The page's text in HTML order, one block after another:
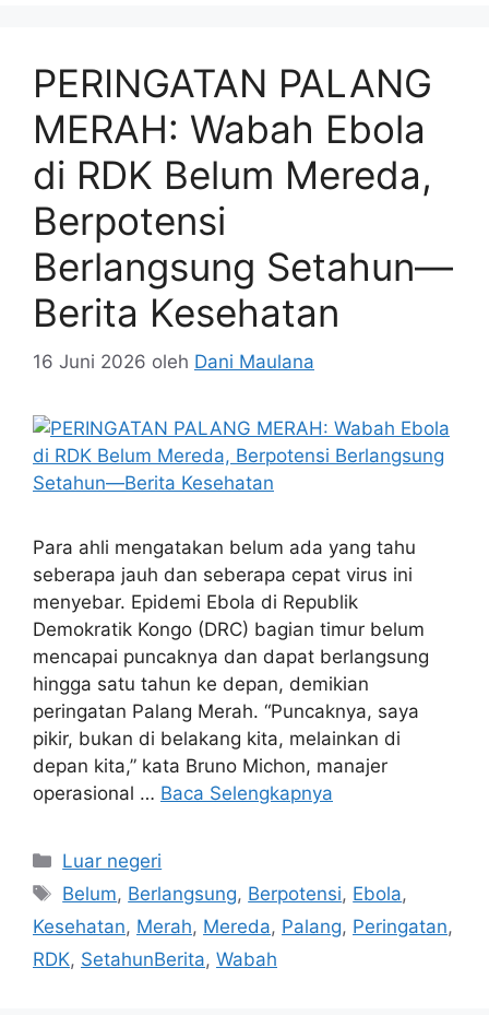
PERINGATAN PALANG
MERAH: Wabah Ebola
di RDK Belum Mereda,
Berpotensi
Berlangsung Setahun—
Berita Kesehatan
16 Juni 2026 oleh Dani Maulana
Para ahli mengatakan belum ada yang tahu
seberapa jauh dan seberapa cepat virus ini
menyebar. Epidemi Ebola di Republik
Demokratik Kongo (DRC) bagian timur belum
mencapai puncaknya dan dapat berlangsung
hingga satu tahun ke depan, demikian
peringatan Palang Merah. “Puncaknya, saya
pikir, bukan di belakang kita, melainkan di
depan kita,” kata Bruno Michon, manajer
operasional … Baca Selengkapnya
Kategori
Luar negeri
Tag
Belum, Berlangsung, Berpotensi, Ebola,
Kesehatan, Merah, Mereda, Palang, Peringatan,
RDK, SetahunBerita, Wabah